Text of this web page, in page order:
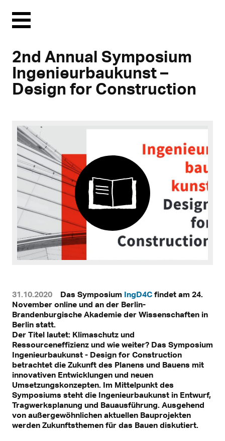
Menu
2nd Annual Symposium
Ingenieurbaukunst –
Design for Construction
31.10.2020 Das Symposium IngD4C findet am 24.
November online und an der Berlin-
Brandenburgische Akademie der Wissenschaften in
Berlin statt.
Der Titel lautet: Klimaschutz und
Ressourceneffizienz und wie weiter? Das Symposium
Ingenieurbaukunst - Design for Construction
betrachtet die Zukunft des Planens und Bauens mit
innovativen Entwicklungen und neuen
Umsetzungskonzepten. Im Mittelpunkt des
Symposiums steht die Ingenieurbaukunst in Entwurf,
Tragwerksplanung und Bauausführung. Ausgehend
von außergewöhnlichen aktuellen Bauprojekten
werden Zukunftsthemen für das Bauen diskutiert.